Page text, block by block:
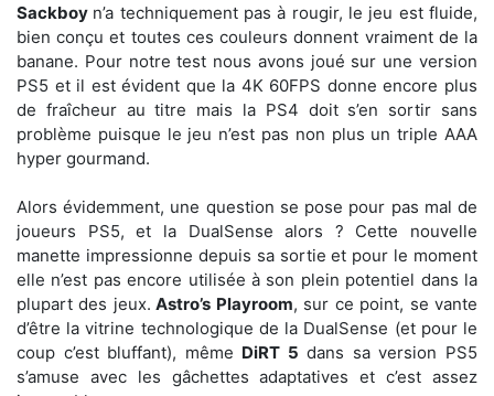
Sackboy n’a techniquement pas à rougir, le jeu est fluide,
bien conçu et toutes ces couleurs donnent vraiment de la
banane. Pour notre test nous avons joué sur une version
PS5 et il est évident que la 4K 60FPS donne encore plus
de fraîcheur au titre mais la PS4 doit s’en sortir sans
problème puisque le jeu n’est pas non plus un triple AAA
hyper gourmand.
Alors évidemment, une question se pose pour pas mal de
joueurs PS5, et la DualSense alors ? Cette nouvelle
manette impressionne depuis sa sortie et pour le moment
elle n’est pas encore utilisée à son plein potentiel dans la
plupart des jeux. Astro’s Playroom, sur ce point, se vante
d’être la vitrine technologique de la DualSense (et pour le
coup c’est bluffant), même DiRT 5 dans sa version PS5
s’amuse avec les gâchettes adaptatives et c’est assez